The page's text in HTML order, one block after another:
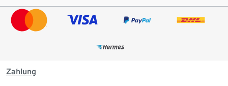
Zahlung